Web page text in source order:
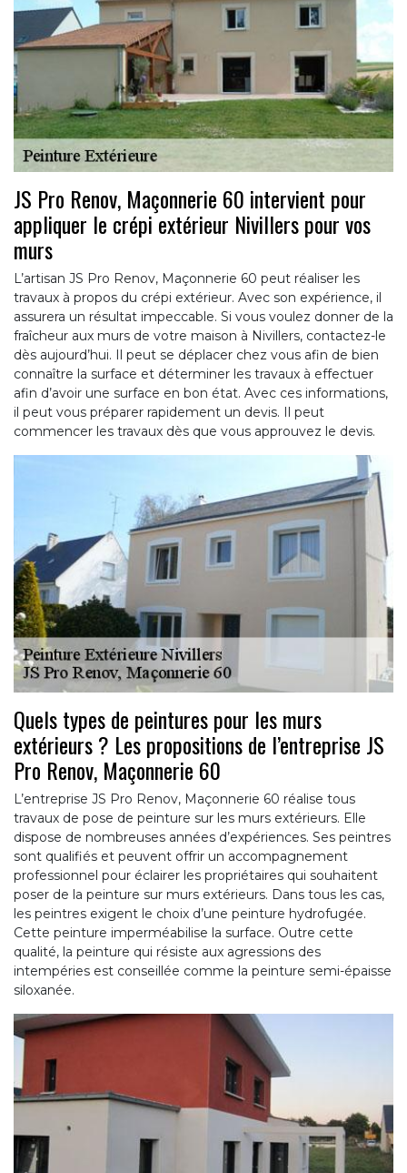
JS Pro Renov, Maçonnerie 60 intervient pour
appliquer le crépi extérieur Nivillers pour vos
murs
L’artisan JS Pro Renov, Maçonnerie 60 peut réaliser les
travaux à propos du crépi extérieur. Avec son expérience, il
assurera un résultat impeccable. Si vous voulez donner de la
fraîcheur aux murs de votre maison à Nivillers, contactez-le
dès aujourd’hui. Il peut se déplacer chez vous afin de bien
connaître la surface et déterminer les travaux à effectuer
afin d’avoir une surface en bon état. Avec ces informations,
il peut vous préparer rapidement un devis. Il peut
commencer les travaux dès que vous approuvez le devis.
Quels types de peintures pour les murs
extérieurs ? Les propositions de l’entreprise JS
Pro Renov, Maçonnerie 60
L’entreprise JS Pro Renov, Maçonnerie 60 réalise tous
travaux de pose de peinture sur les murs extérieurs. Elle
dispose de nombreuses années d’expériences. Ses peintres
sont qualifiés et peuvent offrir un accompagnement
professionnel pour éclairer les propriétaires qui souhaitent
poser de la peinture sur murs extérieurs. Dans tous les cas,
les peintres exigent le choix d’une peinture hydrofugée.
Cette peinture imperméabilise la surface. Outre cette
qualité, la peinture qui résiste aux agressions des
intempéries est conseillée comme la peinture semi-épaisse
siloxanée.